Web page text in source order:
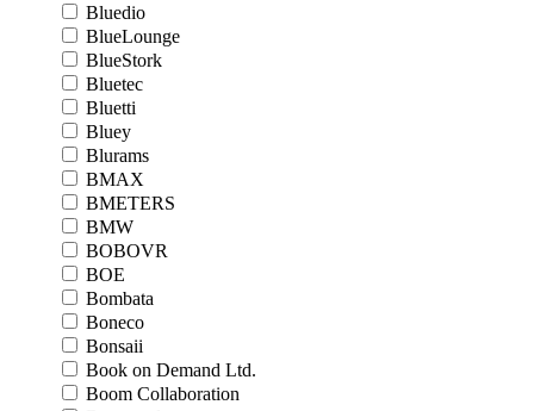
Bluedio
BlueLounge
BlueStork
Bluetec
Bluetti
Bluey
Blurams
BMAX
BMETERS
BMW
BOBOVR
BOE
Bombata
Boneco
Bonsaii
Book on Demand Ltd.
Boom Collaboration